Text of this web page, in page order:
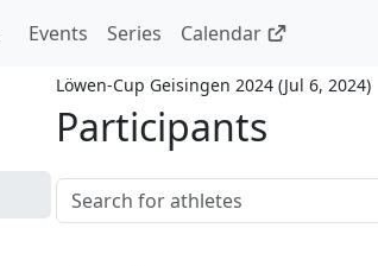
Events Series Calendar
Löwen-Cup Geisingen 2024 (Jul 6, 2024)
Participants